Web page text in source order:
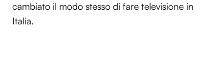
cambiato il modo stesso di fare televisione in
Italia.